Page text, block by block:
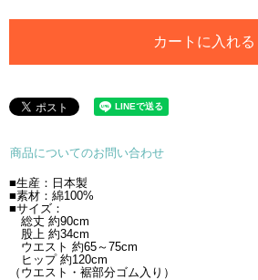
カートに入れる
商品についてのお問い合わせ
■生産：日本製
■素材：綿100%
■サイズ：
総丈 約90cm
股上 約34cm
ウエスト 約65～75cm
ヒップ 約120cm
（ウエスト・裾部分ゴム入り）